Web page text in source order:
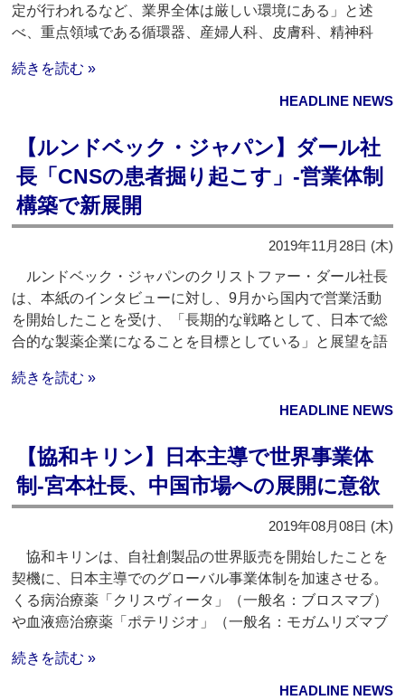
定が行われるなど、業界全体は厳しい環境にある」と述
べ、重点領域である循環器、産婦人科、皮膚科、精神科
続きを読む »
HEADLINE NEWS
【ルンドベック・ジャパン】ダール社
長「CNSの患者掘り起こす」‐営業体制
構築で新展開
2019年11月28日 (木)
ルンドベック・ジャパンのクリストファー・ダール社長
は、本紙のインタビューに対し、9月から国内で営業活動
を開始したことを受け、「長期的な戦略として、日本で総
合的な製薬企業になることを目標としている」と展望を語
続きを読む »
HEADLINE NEWS
【協和キリン】日本主導で世界事業体
制‐宮本社長、中国市場への展開に意欲
2019年08月08日 (木)
協和キリンは、自社創製品の世界販売を開始したことを
契機に、日本主導でのグローバル事業体制を加速させる。
くる病治療薬「クリスヴィータ」（一般名：ブロスマブ）
や血液癌治療薬「ポテリジオ」（一般名：モガムリズマブ
続きを読む »
HEADLINE NEWS